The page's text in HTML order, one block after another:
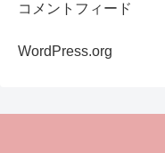
コメントフィード
WordPress.org